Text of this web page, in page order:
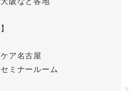
ア名古屋
ミナールーム